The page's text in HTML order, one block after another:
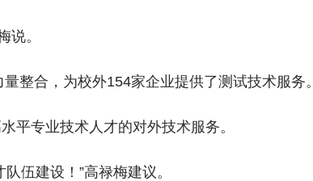
说。
整合，为校外154家企业提供了测试技术服务。
平专业技术人才的对外技术服务。
伍建设！”高禄梅建议。